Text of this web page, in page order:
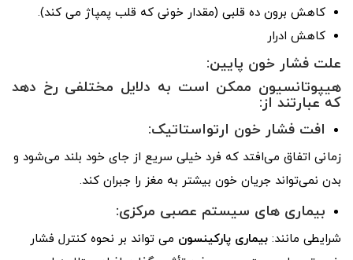
کاهش برون ده قلبی (مقدار خونی که قلب پمپاژ می کند).
کاهش ادرار
علت فشار خون پایین:
هیپوتانسیون ممکن است به دلایل مختلفی رخ دهد
که عبارتند از:
افت فشار خون ارتواستاتیک:
زمانی اتفاق می‌افتد که فرد خیلی سریع از جای خود بلند می‌شود و
بدن نمی‌تواند جریان خون بیشتر به مغز را جبران کند.
بیماری های سیستم عصبی مرکزی:
شرایطی مانند: بیماری پارکینسون می تواند بر نحوه کنترل فشار